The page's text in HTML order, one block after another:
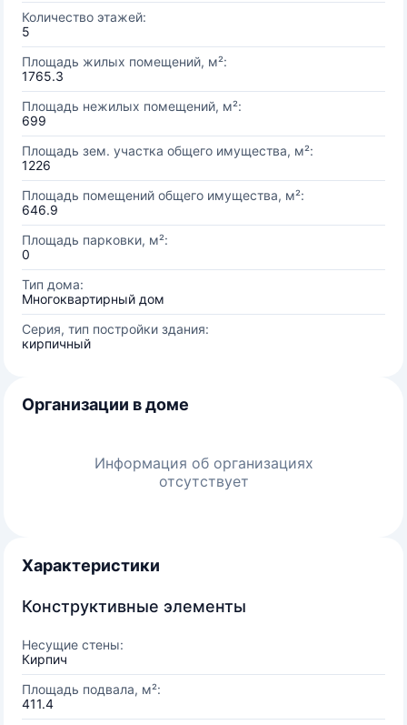
Количество этажей:
5
Площадь жилых помещений, м²:
1765.3
Площадь нежилых помещений, м²:
699
Площадь зем. участка общего имущества, м²:
1226
Площадь помещений общего имущества, м²:
646.9
Площадь парковки, м²:
0
Тип дома:
Многоквартирный дом
Серия, тип постройки здания:
кирпичный
Организации в доме
Информация об организациях
отсутствует
Характеристики
Конструктивные элементы
Несущие стены:
Кирпич
Площадь подвала, м²:
411.4